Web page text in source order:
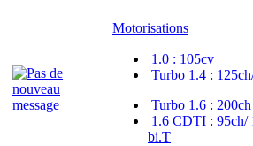
Motorisations
1.0 : 105cv
Turbo 1.4 :
Turbo 1.6 : 200ch
1.6 CDTI : 95ch/
bi.T